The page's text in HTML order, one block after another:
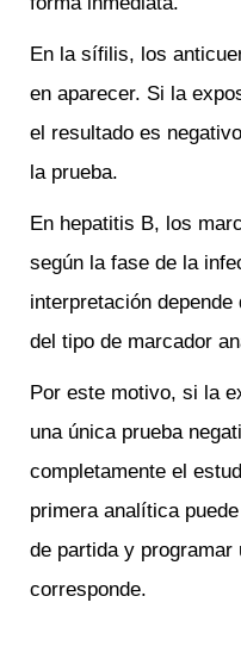
En la sífilis, los
en aparecer. Si la
el resultado es
la prueba.
En hepatitis B, los
según la fase de la
interpretación
del tipo de marcador
Por este motivo, si la
una única prueba
completamente el
primera analítica
de partida y programar
corresponde.